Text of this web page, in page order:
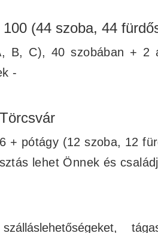
100 (44 szoba, 44
B, C), 40 szobában + 2
-
+ pótágy (12 szoba, 12
lehet Önnek és